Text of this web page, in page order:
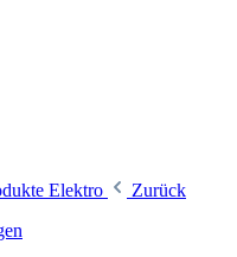
Elektro
Zurück